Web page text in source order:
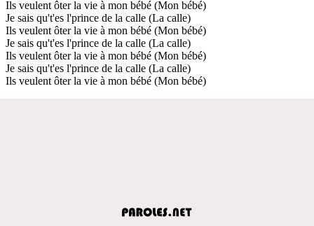
Ils veulent ôter la vie à mon bébé (Mon bébé)
Je sais qu't'es l'prince de la calle (La calle)
Ils veulent ôter la vie à mon bébé (Mon bébé)
Je sais qu't'es l'prince de la calle (La calle)
Ils veulent ôter la vie à mon bébé (Mon bébé)
Je sais qu't'es l'prince de la calle (La calle)
Ils veulent ôter la vie à mon bébé (Mon bébé)